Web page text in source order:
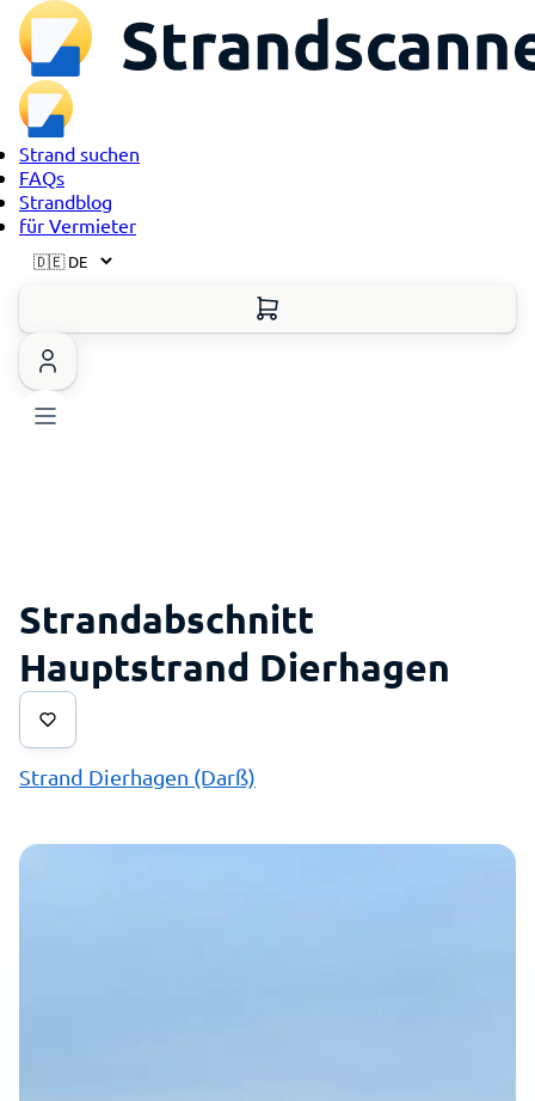
Strand suchen
FAQs
Strandblog
für Vermieter
Strandabschnitt
Hauptstrand Dierhagen
Strand Dierhagen (Darß)